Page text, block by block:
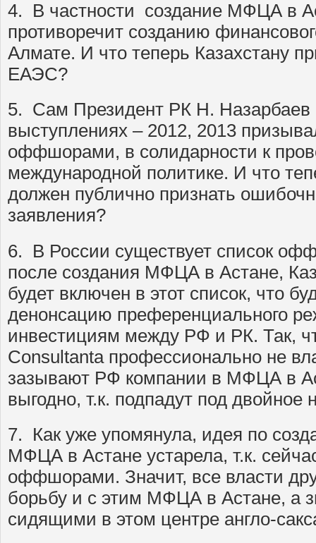
4. В частности создание МФЦА в
противоречит созданию
Алмате. И что теперь Казахстану
ЕАЭС?
5. Сам Президент РК Н.
выступлениях – 2012, 2013
оффшорами, в солидарности к
международной политике. И что
должен публично признать
заявления?
6. В России существует список
после создания МФЦА в Астане,
будет включен в этот список, что
денонсацию преференциального
инвестициям между РФ и РК. Так,
Consultantа профессионально не
зазывают РФ компании в МФЦА в
выгодно, т.к. подпадут под двойное
7. Как уже упомянула, идея по
МФЦА в Астане устарела, т.к.
оффшорами. Значит, все власти
борьбу и с этим МФЦА в Астане, а
сидящими в этом центре англо-